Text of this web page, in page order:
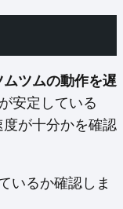
ツムの動作を遅
安定している
が十分かを確認
いるか確認しま